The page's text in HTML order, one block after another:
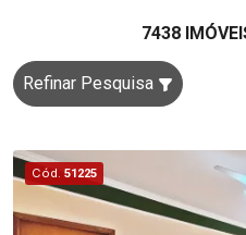
7438
Refinar Pesquisa
Cód. 51225